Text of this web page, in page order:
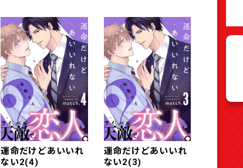
運命だけどあいいれ
ない2(4)
運命だけどあいいれ
ない2(3)